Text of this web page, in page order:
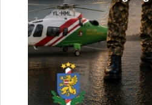
Sniegt
Esi pirmais,